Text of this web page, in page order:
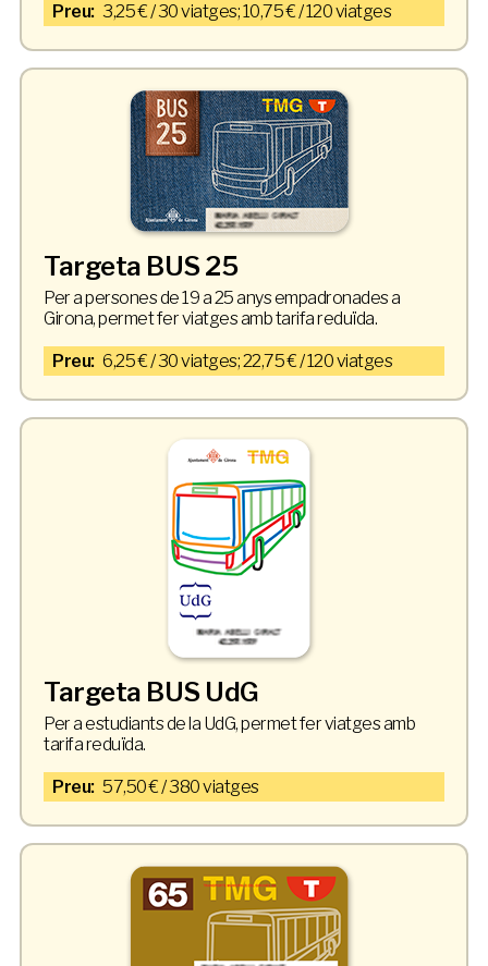
Preu: 3,25 € / 30 viatges; 10,75 € / 120 viatges
Targeta BUS 25
Per a persones de 19 a 25 anys empadronades a
Girona, permet fer viatges amb tarifa reduïda.
Preu: 6,25 € / 30 viatges; 22,75 € / 120 viatges
Targeta BUS UdG
Per a estudiants de la UdG, permet fer viatges amb
tarifa reduïda.
Preu: 57,50 € / 380 viatges